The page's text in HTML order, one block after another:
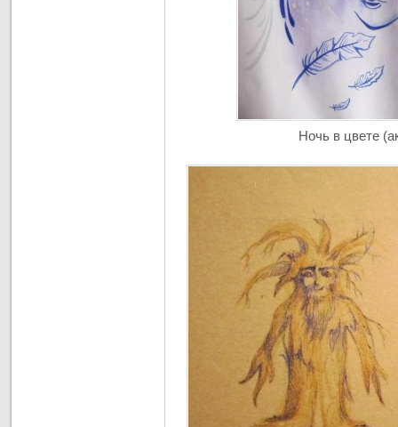
Ночь в цвете